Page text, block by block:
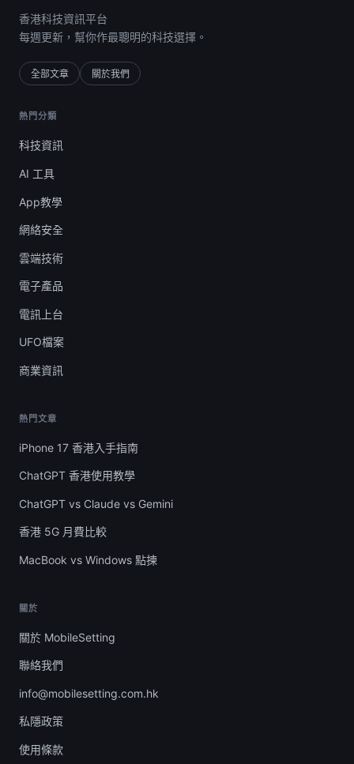
香港科技資訊平台
每週更新，幫你作最聰明的科技選擇。
全部文章 關於我們
熱門分類
科技資訊
AI 工具
App教學
網絡安全
雲端技術
電子產品
電訊上台
UFO檔案
商業資訊
熱門文章
iPhone 17 香港入手指南
ChatGPT 香港使用教學
ChatGPT vs Claude vs Gemini
香港 5G 月費比較
MacBook vs Windows 點揀
關於
關於 MobileSetting
聯絡我們
info@mobilesetting.com.hk
私隱政策
使用條款